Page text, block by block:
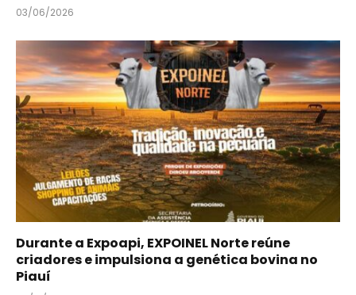
03/06/2026
Durante a Expoapi, EXPOINEL Norte reúne
criadores e impulsiona a genética bovina no
Piauí